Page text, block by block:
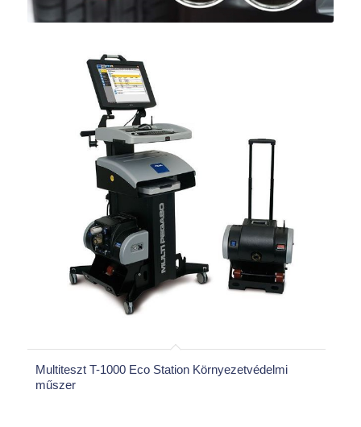
Multiteszt T-1000 Eco Station Környezetvédelmi
műszer